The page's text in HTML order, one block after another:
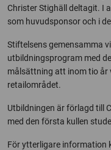
Christer Stighäll deltagit. I
som huvudsponsor och i
Stiftelsens gemensamma
utbildningsprogram med
målsättning att inom tio år
retailområdet.
Utbildningen är förlagd till
med den första kullen
För ytterligare information